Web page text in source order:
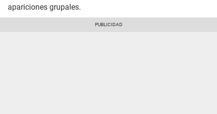
apariciones grupales.